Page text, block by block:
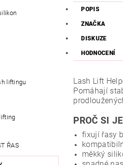
liftingu
ŘAS
POPIS
ZNAČKA
DISKUZE
HODNOCENÍ
Lash Lift
Pomáhají
PROČ SI
fixují řasy
měkký